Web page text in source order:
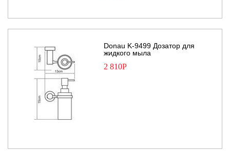
Donau K-9499 Дозатор для
жидкого мыла
2 810Р